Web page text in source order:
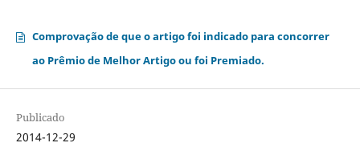
Comprovação de que o artigo foi indicado para concorrer
ao Prêmio de Melhor Artigo ou foi Premiado.
Publicado
2014-12-29